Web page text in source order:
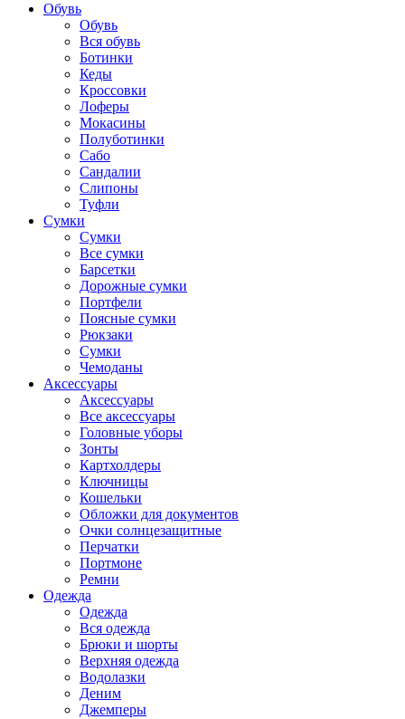
Обувь
Обувь
Вся обувь
Ботинки
Кеды
Кроссовки
Лоферы
Мокасины
Полуботинки
Сабо
Сандалии
Слипоны
Туфли
Сумки
Сумки
Все сумки
Барсетки
Дорожные сумки
Портфели
Поясные сумки
Рюкзаки
Сумки
Чемоданы
Аксессуары
Аксессуары
Все аксессуары
Головные уборы
Зонты
Картхолдеры
Ключницы
Кошельки
Обложки для документов
Очки солнцезащитные
Перчатки
Портмоне
Ремни
Одежда
Одежда
Вся одежда
Брюки и шорты
Верхняя одежда
Водолазки
Деним
Джемперы